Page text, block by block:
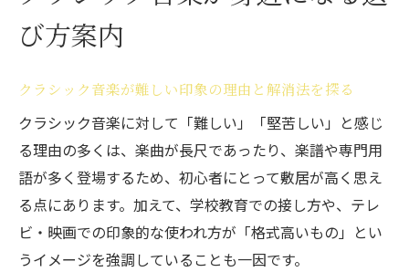
的ステップ
クラシック音楽の選び方で活用できる一覧
情報とは
クラシック名曲一覧から自分に合う曲を見
つける方法
クラシック名曲100選を活用した選び方のコ
ツ
クラシック音楽ランキングで人気曲を知る
び方案内
クラシック音楽が難しい印象の理由と解消法を探る
クラシック音楽に対して「難しい」「堅苦しい」と感じ
る理由の多くは、楽曲が長尺であったり、楽譜や専門用
語が多く登場するため、初心者にとって敷居が高く思え
る点にあります。加えて、学校教育での接し方や、テレ
ビ・映画での印象的な使われ方が「格式高いもの」とい
うイメージを強調していることも一因です。